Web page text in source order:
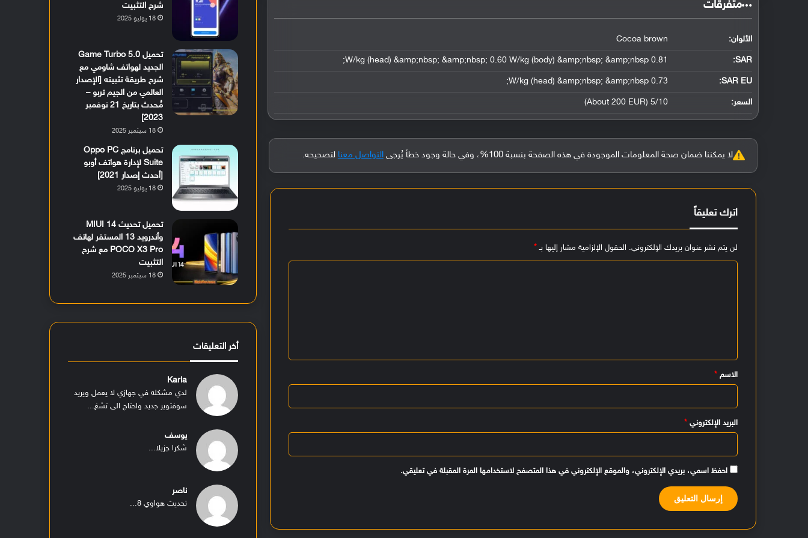
‏متفرقات‏
الألوان: Cocoa brown
SAR
:
0.81 W/kg (head) &amp;nbsp; &amp;nbsp; 0.60 W/kg (body) &amp;nbsp; &amp;nbsp;
SAR EU:
0.73 W/kg (head) &amp;nbsp; &amp;nbsp;
السعر: 5/10 (About 200 EUR)
لا يمكننا ضمان صحة المعلومات الموجودة في هذه الصفحة بنسبة 100%، وفي حالة وجود خطأ يُرجى التواصل معنا لتصحيحه.
اترك تعليقاً
لن يتم نشر عنوان بريدك الإلكتروني. الحقول الإلزامية مشار إليها بـ*
الاسم*
البريد الإلكتروني*
احفظ اسمي، بريدي الإلكتروني، والموقع الإلكتروني في هذا المتصفح لاستخدامها المرة المقبلة في تعليقي.
شرح التثبيت
18 يوليو 2025
تحميل Game Turbo 5.0
الجديد لهواتف شاومي مع
شرح طريقة تثبيته [الإصدار
العالمي من الجيم تربو –
مُحدث بتاريخ 21 نوفمبر
2023]
18 سبتمبر 2025
تحميل برنامج Oppo PC
Suite لإدارة هواتف أوبو
[أحدث إصدار 2021]
18 يوليو 2025
تحميل تحديث MIUI 14
وأندرويد 13 المستقر لهاتف
POCO X3 Pro مع شرح
التثبيت
18 سبتمبر 2025
أخر التعليقات
Karla
لدي مشكله في جهازي لا يعمل ويريد
سوفتوير جديد واحتاج الى تشغ...
يوسف
شكرا جزيلا...
ناصر
تحديث هواوي 8...